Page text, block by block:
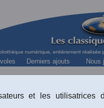
Derniers ajouts Nous
anniversaire des classiques!
et les utilisatrices